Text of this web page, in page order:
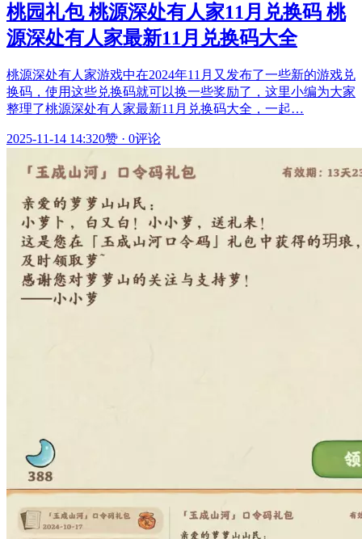
桃园礼包 桃源深处有人家11月兑换码 桃
源深处有人家最新11月兑换码大全
桃源深处有人家游戏中在2024年11月又发布了一些新的游戏兑
换码，使用这些兑换码就可以换一些奖励了，这里小编为大家
整理了桃源深处有人家最新11月兑换码大全，一起…
2025-11-14 14:320赞 · 0评论